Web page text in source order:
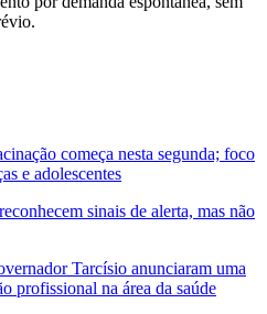
começa nesta segunda; foco
e adolescentes
sinais de alerta, mas não
Tarcísio anunciaram uma
profissional na área da saúde